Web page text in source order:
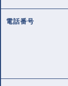
電話番号